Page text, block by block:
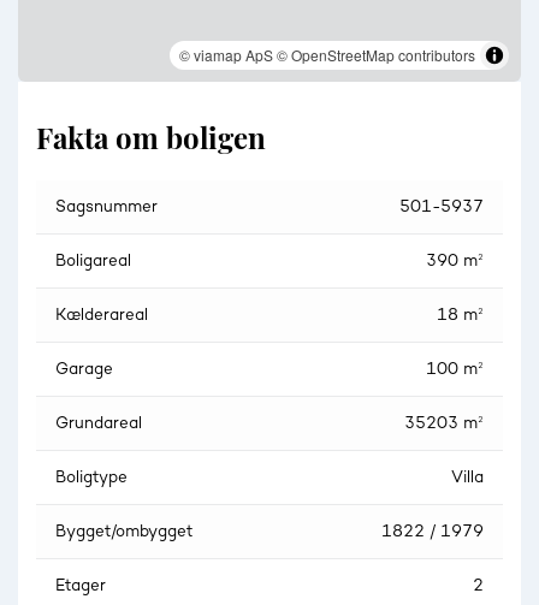
© viamap ApS© OpenStreetMap contributors
Fakta om boligen
Sagsnummer 501-5937
Boligareal 390 m²
Kælderareal 18 m²
Garage 100 m²
Grundareal 35203 m²
Boligtype Villa
Bygget/ombygget 1822 / 1979
Etager 2